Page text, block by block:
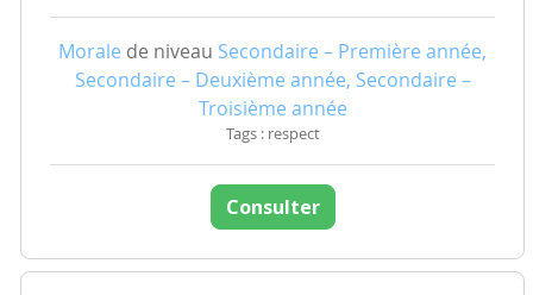
Morale de niveau Secondaire – Première année,
Secondaire – Deuxième année, Secondaire –
Troisième année
Tags : respect
Consulter